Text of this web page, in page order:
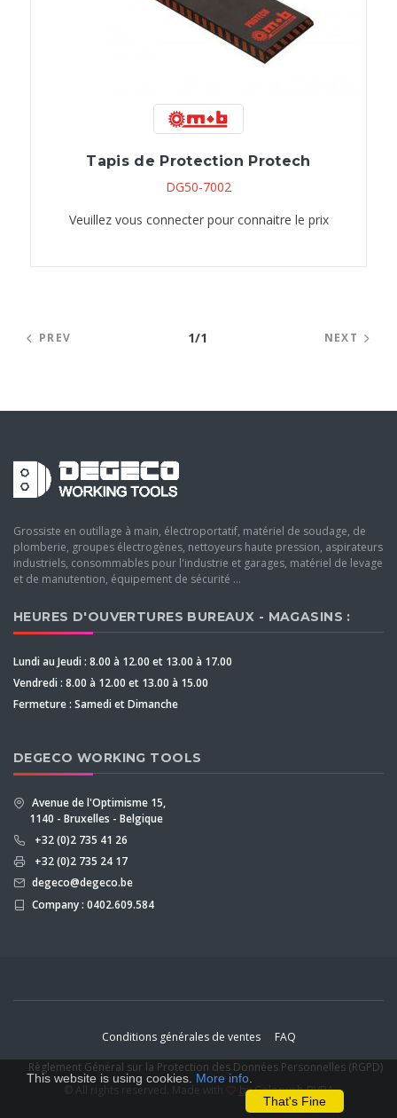
Tapis de Protection Protech
DG50-7002
Veuillez vous connecter pour connaitre le prix
PREV 1/1 NEXT
Grossiste en outillage à main, électroportatif, matériel de soudage, de
plomberie, groupes électrogènes, nettoyeurs haute pression, aspirateurs
industriels, consommables pour l'industrie et garages, matériel de levage
et de manutention, équipement de sécurité ...
HEURES D'OUVERTURES BUREAUX - MAGASINS :
Lundi au Jeudi : 8.00 à 12.00 et 13.00 à 17.00
Vendredi : 8.00 à 12.00 et 13.00 à 15.00
Fermeture : Samedi et Dimanche
DEGECO WORKING TOOLS
Avenue de l'Optimisme 15,
1140 - Bruxelles - Belgique
+32 (0)2 735 41 26
+32 (0)2 735 24 17
degeco@degeco.be
Company : 0402.609.584
Conditions générales de ventes
FAQ
Règlement Général sur la Protection des Données Personnelles (RGPD)
© All rights reserved. Made with
by Colorweb BVBA
This website is using cookies. More info
That's Fine